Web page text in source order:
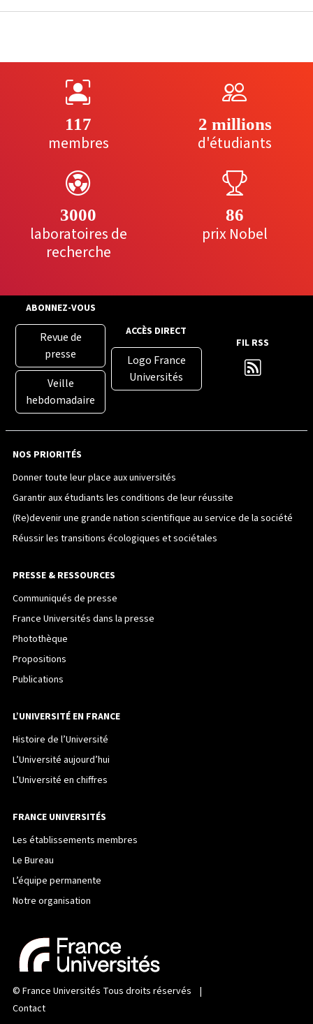
117
membres
2 millions
d'étudiants
3000
laboratoires de
recherche
86
prix Nobel
ABONNEZ-VOUS
Revue de
presse
Veille
hebdomadaire
ACCÈS DIRECT
Logo France
Universités
FIL RSS
NOS PRIORITÉS
Donner toute leur place aux universités
Garantir aux étudiants les conditions de leur réussite
(Re)devenir une grande nation scientifique au service de la société
Réussir les transitions écologiques et sociétales
PRESSE & RESSOURCES
Communiqués de presse
France Universités dans la presse
Photothèque
Propositions
Publications
L’UNIVERSITÉ EN FRANCE
Histoire de l’Université
L’Université aujourd’hui
L’Université en chiffres
FRANCE UNIVERSITÉS
Les établissements membres
Le Bureau
L’équipe permanente
Notre organisation
© France Universités Tous droits réservés |
Contact